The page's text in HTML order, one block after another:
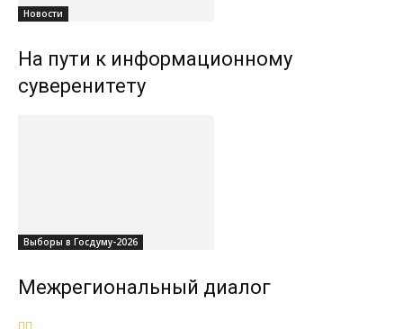
Новости
На пути к информационному
суверенитету
Выборы в Госдуму-2026
Межрегиональный диалог